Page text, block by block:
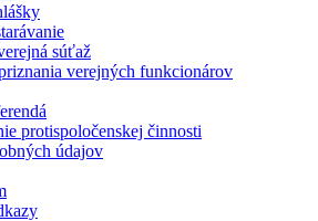
súťaž
verejných funkcionárov
protispoločenskej činnosti
údajov